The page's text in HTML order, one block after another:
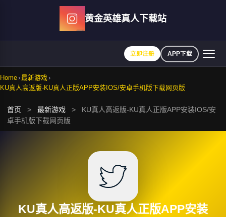
黄金英雄真人下载站
立即注册 APP下载
Home›最新游戏›
KU真人高返版-KU真人正版APP安装IOS/安卓手机版下载网页版
首页 > 最新游戏 >
KU真人高返版-KU真人正版APP安装IOS/安
卓手机版下载网页版
KU真人高返版-KU真人正版APP安装